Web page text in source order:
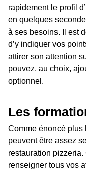
rapidement le profil
en quelques
à ses besoins. Il est
d’y indiquer vos
attirer son attention
pouvez, au choix,
optionnel.
Les
Comme énoncé plus
peuvent être assez
restauration pizzeria.
renseigner tous vos